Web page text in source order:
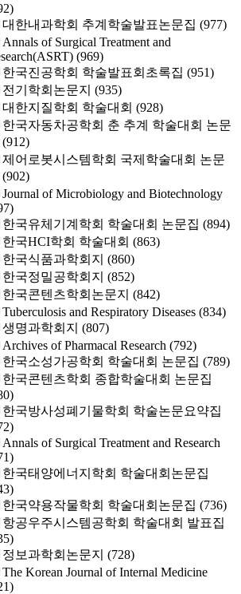
대한내과학회 추계학술발표논문집 (977)
Annals of Surgical Treatment and
(969)
한국진공학회 학술발표회초록집 (951)
전기학회논문지 (935)
대한지질학회 학술대회 (928)
한국자동차공학회 춘 추계 학술대회 논문
(912)
제어로봇시스템학회 국제학술대회 논문
(902)
Journal of Microbiology and Biotechnology
한국유체기계학회 학술대회 논문집 (894)
한국HCI학회 학술대회 (863)
한국식품과학회지 (860)
한국정밀공학회지 (852)
한국콘텐츠학회논문지 (842)
Tuberculosis and Respiratory Diseases (834)
생명과학회지 (807)
Archives of Pharmacal Research (792)
한국소성가공학회 학술대회 논문집 (789)
한국콘텐츠학회 종합학술대회 논문집
한국방사성폐기물학회 학술논문요약집
Annals of Surgical Treatment and Research
한국태양에너지학회 학술대회논문집
한국약용작물학회 학술대회논문집 (736)
항공우주시스템공학회 학술대회 발표집
정보과학회논문지 (728)
The Korean Journal of Internal Medicine